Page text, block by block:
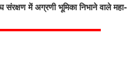
में अग्रणी भूमिका निभाने वाले महा-